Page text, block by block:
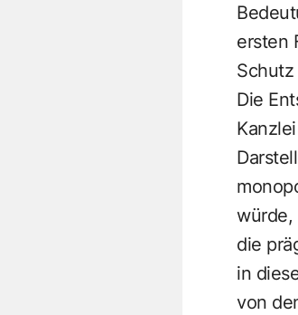
ersten
Die
würde,
die
in
von